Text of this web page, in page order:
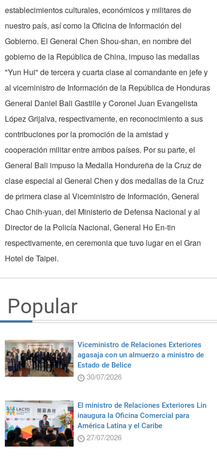
establecimientos culturales, económicos y militares de
nuestro país, así como la Oficina de Información del
Gobierno. El General Chen Shou-shan, en nombre del
gobierno de la República de China, impuso las medallas
"Yun Hui" de tercera y cuarta clase al comandante en jefe y
al vicerninistro de Información de la República de Honduras
General Daniel Bali Gastille y Coronel Juan Evangelista
López Grijalva, respectivamente, en reconocimiento a sus
contribuciones por la promoción de la amistad y
cooperación militar entre ambos países. Por su parte, el
General Bali impuso la Medalla Hondureña de la Cruz de
clase especial al General Chen y dos medallas de la Cruz
de primera clase al Viceministro de Información, General
Chao Chih-yuan, del Ministerio de Defensa Nacional y al
Director de la Policía Nacional, General Ho En-tin
respectivamente, en ceremonia que tuvo lugar en el Gran
Hotel de Taipei.
Popular
Viceministro de Relaciones Exteriores
agasaja con un almuerzo a ministro de
Estado de Belice
30/07/2026
El ministro de Relaciones Exteriores Lin
inaugura la Oficina Comercial para
América Latina y el Caribe
27/07/2026